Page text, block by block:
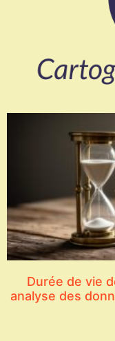
Durée de vie
analyse des